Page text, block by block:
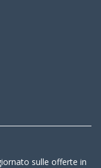
sulle offerte in